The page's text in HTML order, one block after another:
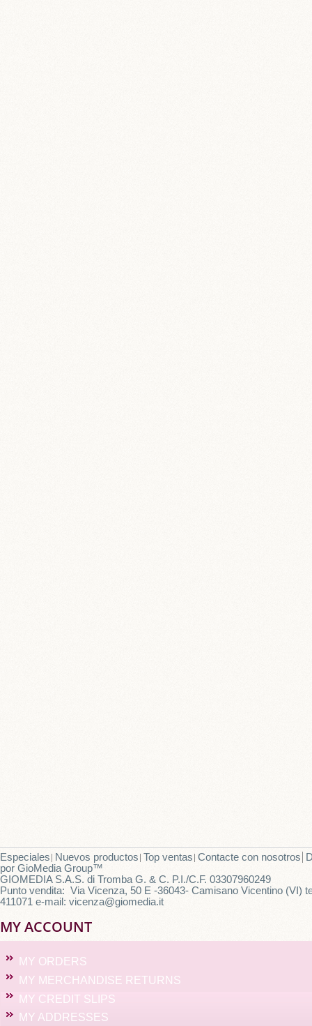
Especiales Nuevos productos Top ventas Contacte con nosotros
por GioMedia Group™
GIOMEDIA S.A.S. di Tromba G. & C. P.I./C.F. 03307960249
Punto vendita: Via Vicenza, 50 E -36043- Camisano Vicentino (VI)
411071 e-mail: vicenza@giomedia.it
MY ACCOUNT
MY ORDERS
MY MERCHANDISE RETURNS
MY CREDIT SLIPS
MY ADDRESSES